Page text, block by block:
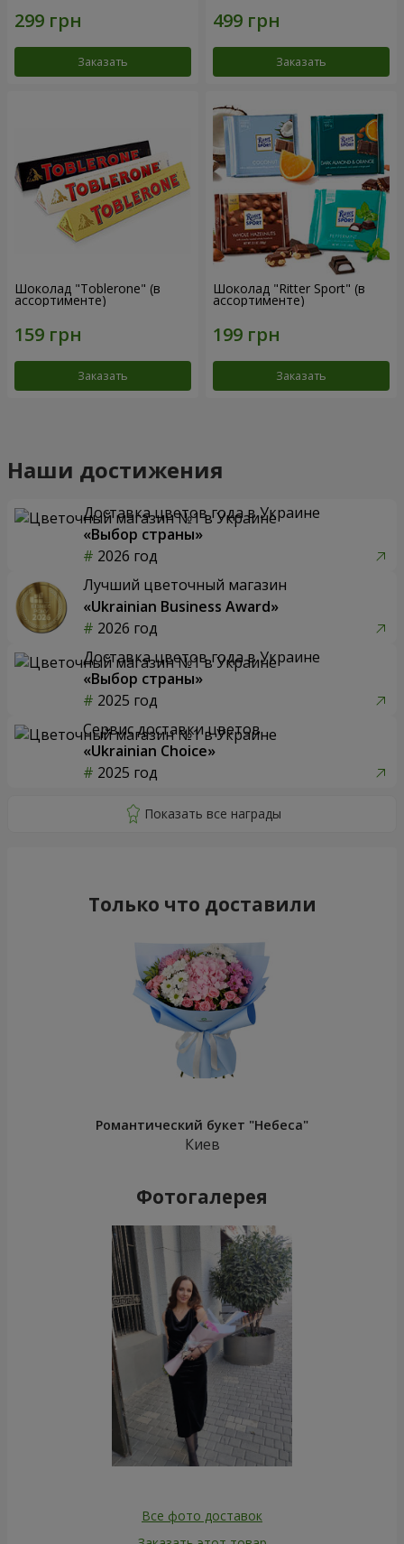
Заказать Заказать
Шоколад "Toblerone" (в
ассортименте)
Заказать
Шоколад "Ritter Sport" (в
ассортименте)
Заказать
Наши достижения
Доставка цветов года в Украине
«Выбор страны»
2026 год
Лучший цветочный магазин
«Ukrainian Business Award»
2026 год
Доставка цветов года в Украине
«Выбор страны»
2025 год
Сервис доставки цветов
«Ukrainian Choice»
2025 год
Только что доставили
Романтический букет "Небеса"
Киев
Фотогалерея
Все фото доставок